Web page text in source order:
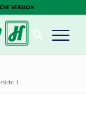
VERSION
1